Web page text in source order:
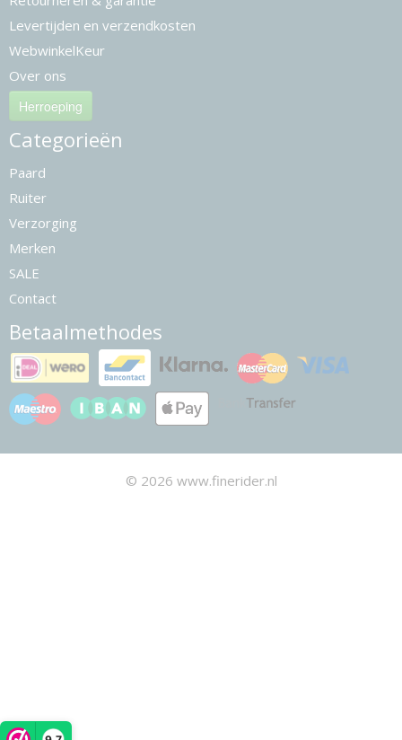
Levertijden en verzendkosten
WebwinkelKeur
Over ons
Herroeping
Categorieën
Paard
Ruiter
Verzorging
Merken
SALE
Contact
Betaalmethodes
© 2026 www.finerider.nl